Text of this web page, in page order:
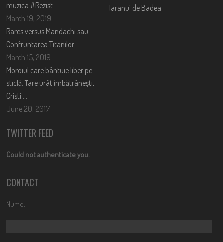
muzica #Rezist
March 19, 2019
Rares versus Mandachi sau
Confruntarea Titanilor
March 15, 2019
Moroiul care bântuie liber pe
sticlă. Tare urât îmbătrânești,
Cristi….
June 20, 2017
Taranu’ de Badea
TWITTER FEED
Could not authenticate you.
CONTACT
Nume: